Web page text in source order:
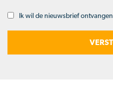
Opt-Ik wil de nieuwsbrief ontvangen